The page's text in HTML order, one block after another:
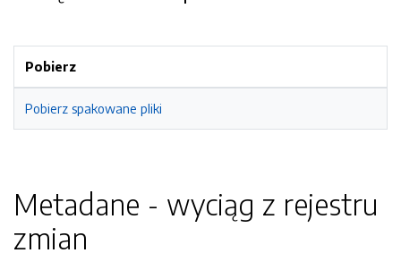
Pobierz
Pobierz spakowane pliki
Metadane - wyciąg z rejestru
zmian